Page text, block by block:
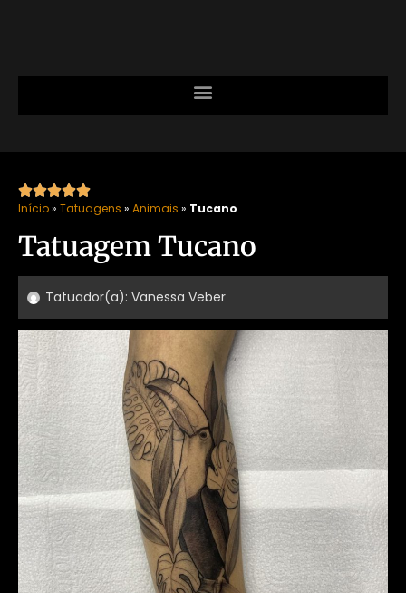

Início» Tatuagens » Animais » Tucano
Tatuagem Tucano
Tatuador(a): Vanessa Veber